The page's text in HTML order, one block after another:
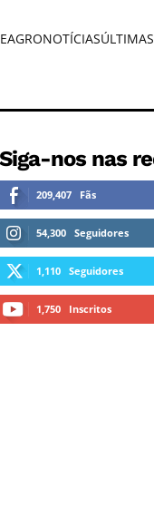
AGRONOTÍCIAS
Siga-nos nas
209,407 Fãs
54,300 Seguidores
1,110 Seguidores
1,750 Inscritos